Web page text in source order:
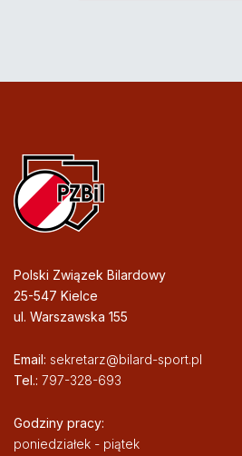
Polski Związek Bilardowy
25-547 Kielce
ul. Warszawska 155
Email: sekretarz@bilard-sport.pl
Tel.: 797-328-693
Godziny pracy:
poniedziałek - piątek